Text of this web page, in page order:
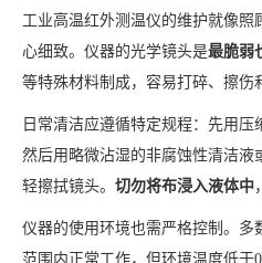
工业高温红外测温仪的维护就像
心细致。仪器的光学镜头是最脆弱
等特殊材料制成，容易打碎、擦伤
日常清洁应遵循特定规程：先用压
然后用略微沾湿的非腐蚀性清洁液
轻擦拭镜头。 切勿将布浸入液体中
仪器的使用环境也需严格控制。
范围内正常工作，但环境温度低